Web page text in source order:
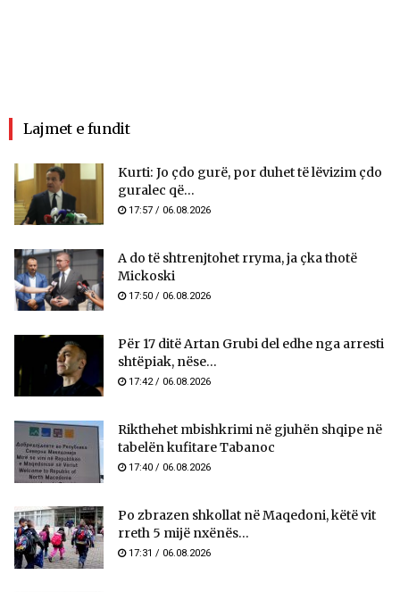
Lajmet e fundit
Kurti: Jo çdo gurë, por duhet të lëvizim çdo
guralec që...
17:57 / 06.08.2026
A do të shtrenjtohet rryma, ja çka thotë
Mickoski
17:50 / 06.08.2026
Për 17 ditë Artan Grubi del edhe nga arresti
shtëpiak, nëse...
17:42 / 06.08.2026
Rikthehet mbishkrimi në gjuhën shqipe në
tabelën kufitare Tabanoc
17:40 / 06.08.2026
Po zbrazen shkollat në Maqedoni, këtë vit
rreth 5 mijë nxënës...
17:31 / 06.08.2026